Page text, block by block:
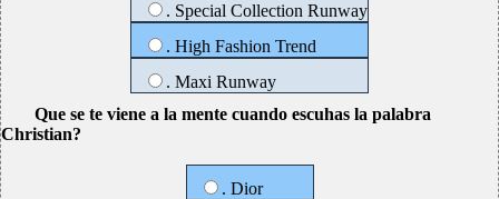
. Special Collection Runway
. High Fashion Trend
. Maxi Runway
Que se te viene a la mente cuando escuhas la palabra
Christian?
. Dior